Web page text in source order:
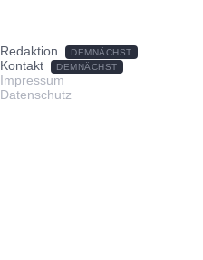
Redaktion DEMNÄCHST
Kontakt DEMNÄCHST
Impressum
Datenschutz